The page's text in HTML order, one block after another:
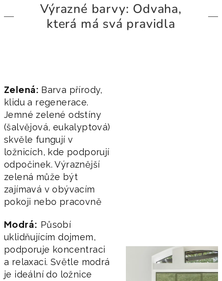
Výrazné barvy: Odvaha,
která má svá pravidla
Zelená: Barva přírody,
klidu a regenerace.
Jemné zelené odstíny
(šalvějová, eukalyptová)
skvěle fungují v
ložnicích, kde podporují
odpočinek. Výraznější
zelená může být
zajímavá v obývacím
pokoji nebo pracovně
Modrá: Působí
uklidňujícím dojmem,
podporuje koncentraci
a relaxaci. Světle modrá
je ideální do ložnice